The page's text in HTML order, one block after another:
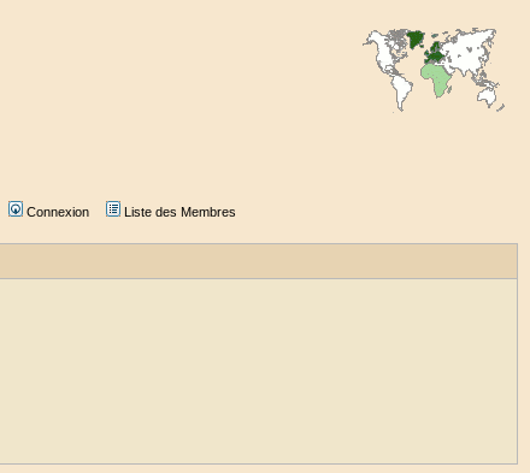
Connexion Liste des Membres